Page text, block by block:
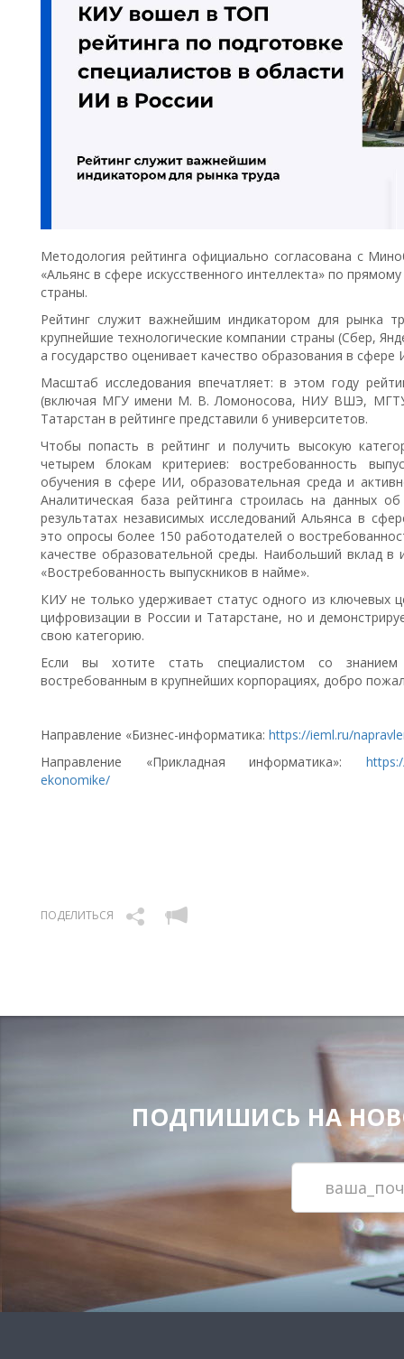
Методология рейтинга официально согласована с
«Альянс в сфере искусственного интеллекта» по
страны.
Рейтинг служит важнейшим индикатором для рынка
крупнейшие технологические компании страны (Сбер,
а государство оценивает качество образования в сфере
Масштаб исследования впечатляет: в этом году
(включая МГУ имени М. В. Ломоносова, НИУ ВШЭ,
Татарстан в рейтинге представили 6 университетов.
Чтобы попасть в рейтинг и получить высокую
четырем блокам критериев: востребованность
обучения в сфере ИИ, образовательная среда и
Аналитическая база рейтинга строилась на данных
результатах независимых исследований Альянса в
это опросы более 150 работодателей о
качестве образовательной среды. Наибольший вклад в
«Востребованность выпускников в найме».
КИУ не только удерживает статус одного из ключевых
цифровизации в России и Татарстане, но и
свою категорию.
Если вы хотите стать специалистом со знанием
востребованным в крупнейших корпорациях, добро
Направление «Бизнес-информатика: https://ieml.ru/
Направление «Прикладная информатика»:
ekonomike/
ПОДЕЛИТЬСЯ
ПОДПИШИСЬ НА